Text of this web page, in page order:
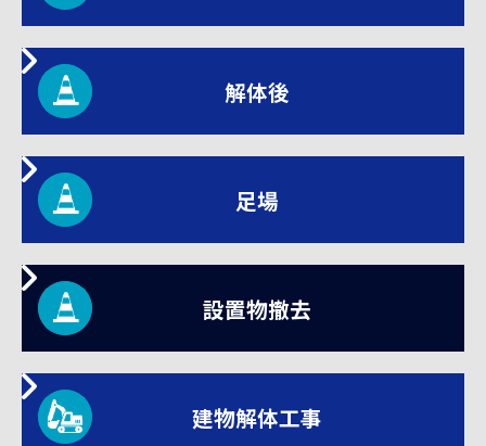
解体後
足場
設置物撤去
建物解体工事